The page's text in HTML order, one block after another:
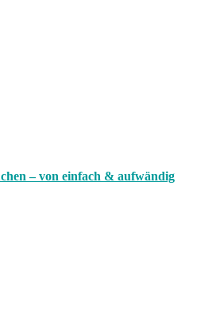
– von einfach & aufwändig